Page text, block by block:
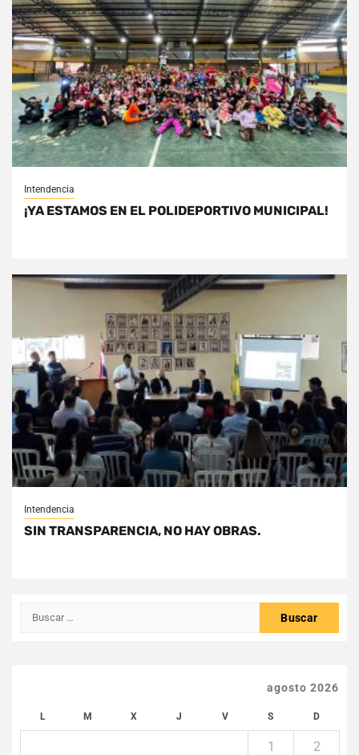
Intendencia
¡YA ESTAMOS EN EL POLIDEPORTIVO MUNICIPAL!
Intendencia
SIN TRANSPARENCIA, NO HAY OBRAS.
Buscar:
agosto 2026
L M X J V S D
1 2